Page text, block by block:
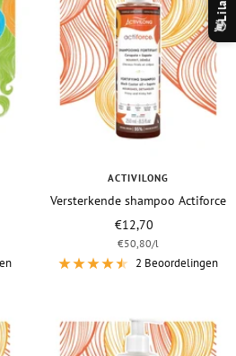
ACTIVILONG
Versterkende shampoo Actiforce
Vraagprijs
€12,70
€50,80/l
2 Beoordelingen
👋
Lila